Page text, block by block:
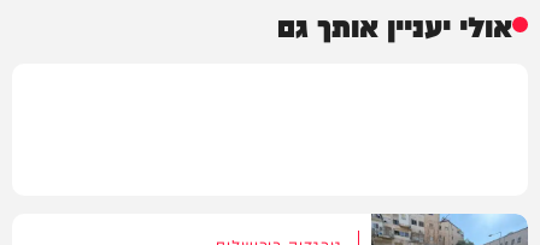
אולי יעניין אותך גם